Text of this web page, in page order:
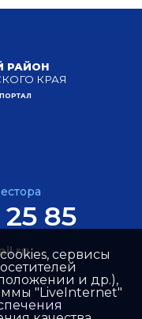
РАЙОН
КРАЯ
85
сервисы
и др.),
"LiveInternet"